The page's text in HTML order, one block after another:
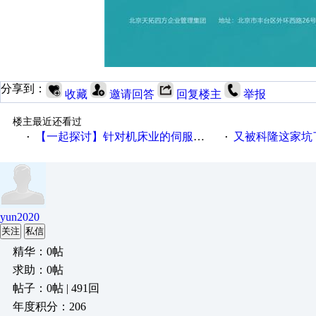
分享到： 收藏 邀请回答 回复楼主 举报
楼主最近还看过
·
【一起探讨】针对机床业的伺服系统发展，您的期望是什么？ · 又被科隆这家坑
yun2020
关注 私信
精华：0帖
求助：0帖
帖子：0帖 | 491回
年度积分：206